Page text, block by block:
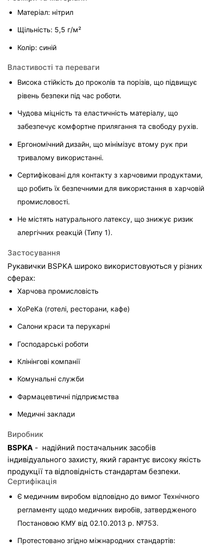
Матеріал: нітрил
Щільність: 5,5 г/м²
Колір: синій
Властивості та переваги
Висока стійкість до проколів та порізів, що підвищує
рівень безпеки під час роботи.
Чудова міцність та еластичність матеріалу, що
забезпечує комфортне прилягання та свободу рухів.
Ергономічний дизайн, що мінімізує втому рук при
тривалому використанні.
Сертифіковані для контакту з харчовими продуктами,
що робить їх безпечними для використання в харчовій
промисловості.
Не містять натурального латексу, що знижує ризик
алергічних реакцій (Типу 1).
Застосування
Рукавички BSPKA широко використовуються у різних
сферах:
Харчова промисловість
ХоРеКа (готелі, ресторани, кафе)
Салони краси та перукарні
Господарські роботи
Клінінгові компанії
Комунальні служби
Фармацевтичні підприємства
Медичні заклади
Виробник
BSPKA -  надійний постачальник засобів
індивідуального захисту, який гарантує високу якість
продукції та відповідність стандартам безпеки.
Сертифікація
Є медичним виробом відповідно до вимог Технічного
регламенту щодо медичних виробів, затвердженого
Постановою КМУ від 02.10.2013 р. №753.
Протестовано згідно міжнародних стандартів: